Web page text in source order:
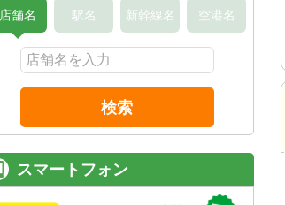
店舗名 駅名 新幹線名 空港名
検索
スマートフォン